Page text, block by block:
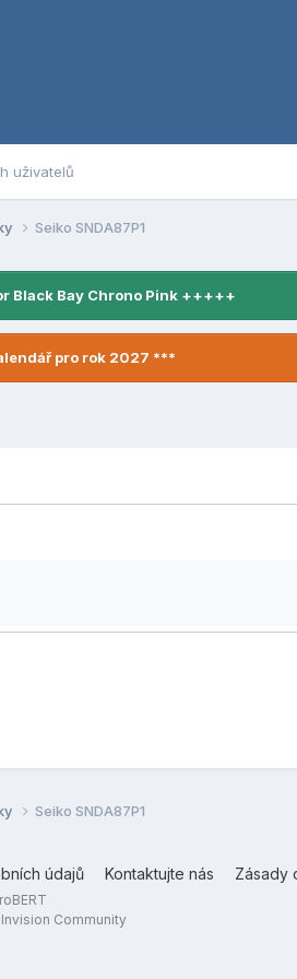
uživatelů
Seiko SNDA87P1
Black Bay Chrono Pink +++++
pro rok 2027 ***
Seiko SNDA87P1
údajů Kontaktujte nás Zásady
roBERT
Community